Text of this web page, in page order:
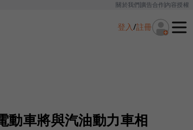
關於我們廣告合作內容授權
登入/註冊
動車將與汽油動力車相